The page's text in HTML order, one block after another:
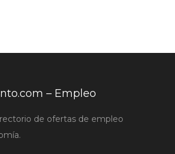
– Empleo
de ofertas de empleo